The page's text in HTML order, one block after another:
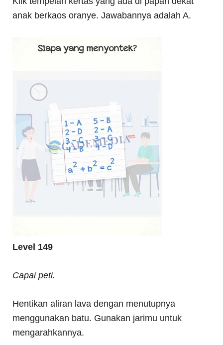
anak berkaos oranye. Jawabannya adalah A.
Level 149
Capai peti.
Hentikan aliran lava dengan menutupnya
menggunakan batu. Gunakan jarimu untuk
mengarahkannya.